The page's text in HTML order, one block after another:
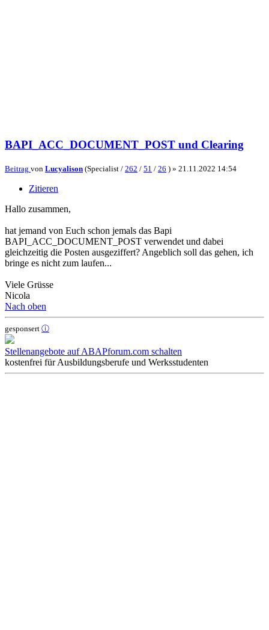
BAPI_ACC_DOCUMENT_POST und Clearing
Beitrag von Lucyalison (Specialist / 262 / 51 / 26 ) » 21.11.2022 14:54
Zitieren
Hallo zusammen,
hat jemand von Euch schon jemals das Bapi
BAPI_ACC_DOCUMENT_POST verwendet und dabei
gleichzeitig die Posten ausgeziffert? Angeblich soll das gehen, ich
bringe es nicht zum laufen...
Viele Grüsse
Nicola
Nach oben
gesponsert ⓘ
Stellenangebote auf ABAPforum.com schalten
kostenfrei für Ausbildungsberufe und Werksstudenten